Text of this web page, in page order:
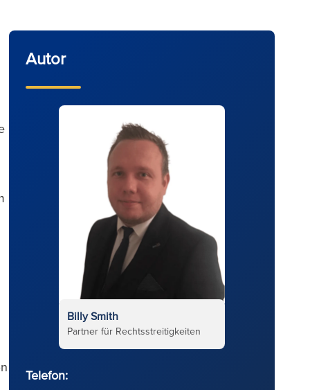
Autor
Billy Smith
Partner für Rechtsstreitigkeiten
Telefon: